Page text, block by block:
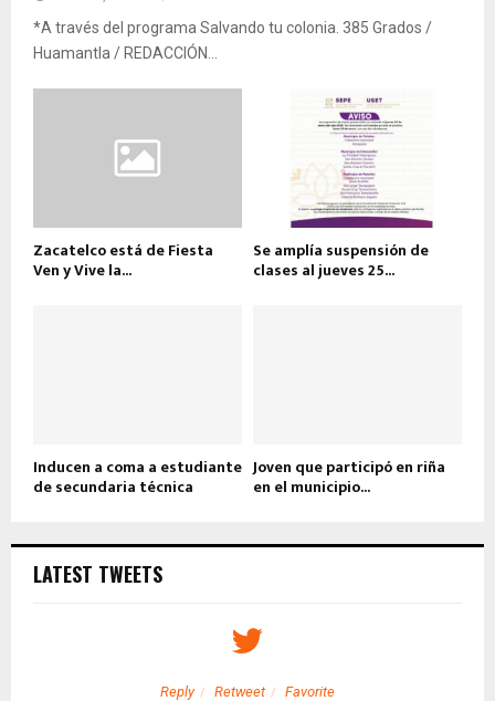
*A través del programa Salvando tu colonia. 385 Grados /
Huamantla / REDACCIÓN...
Zacatelco está de Fiesta
Ven y Vive la...
Se amplía suspensión de
clases al jueves 25...
Inducen a coma a estudiante
de secundaria técnica
Joven que participó en riña
en el municipio...
LATEST TWEETS
Reply Retweet Favorite